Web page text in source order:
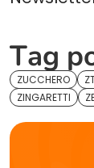
Tag
ZUCCHERO
ZINGARETTI